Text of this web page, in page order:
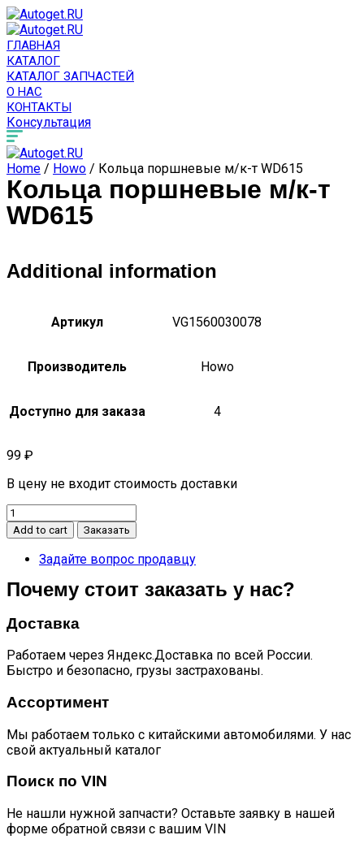
ГЛАВНАЯ
КАТАЛОГ
КАТАЛОГ ЗАПЧАСТЕЙ
О НАС
КОНТАКТЫ
Консультация
Home / Howo / Кольца поршневые м/к-т WD615
Кольца поршневые м/к-т
WD615
Additional information
Артикул VG1560030078
Производитель Howo
Доступно для заказа 4
99 ₽
В цену не входит стоимость доставки
Кольца
поршневые
м/
WD615
Add to cart Заказать
Задайте вопрос продавцу
Почему стоит заказать у нас?
Доставка
Работаем через Яндекс.Доставка по всей России.
Быстро и безопасно, грузы застрахованы.
Ассортимент
Мы работаем только с китайскими автомобилями. У нас
свой актуальный каталог
Поиск по VIN
Не нашли нужной запчасти? Оставьте заявку в нашей
форме обратной связи с вашим VIN